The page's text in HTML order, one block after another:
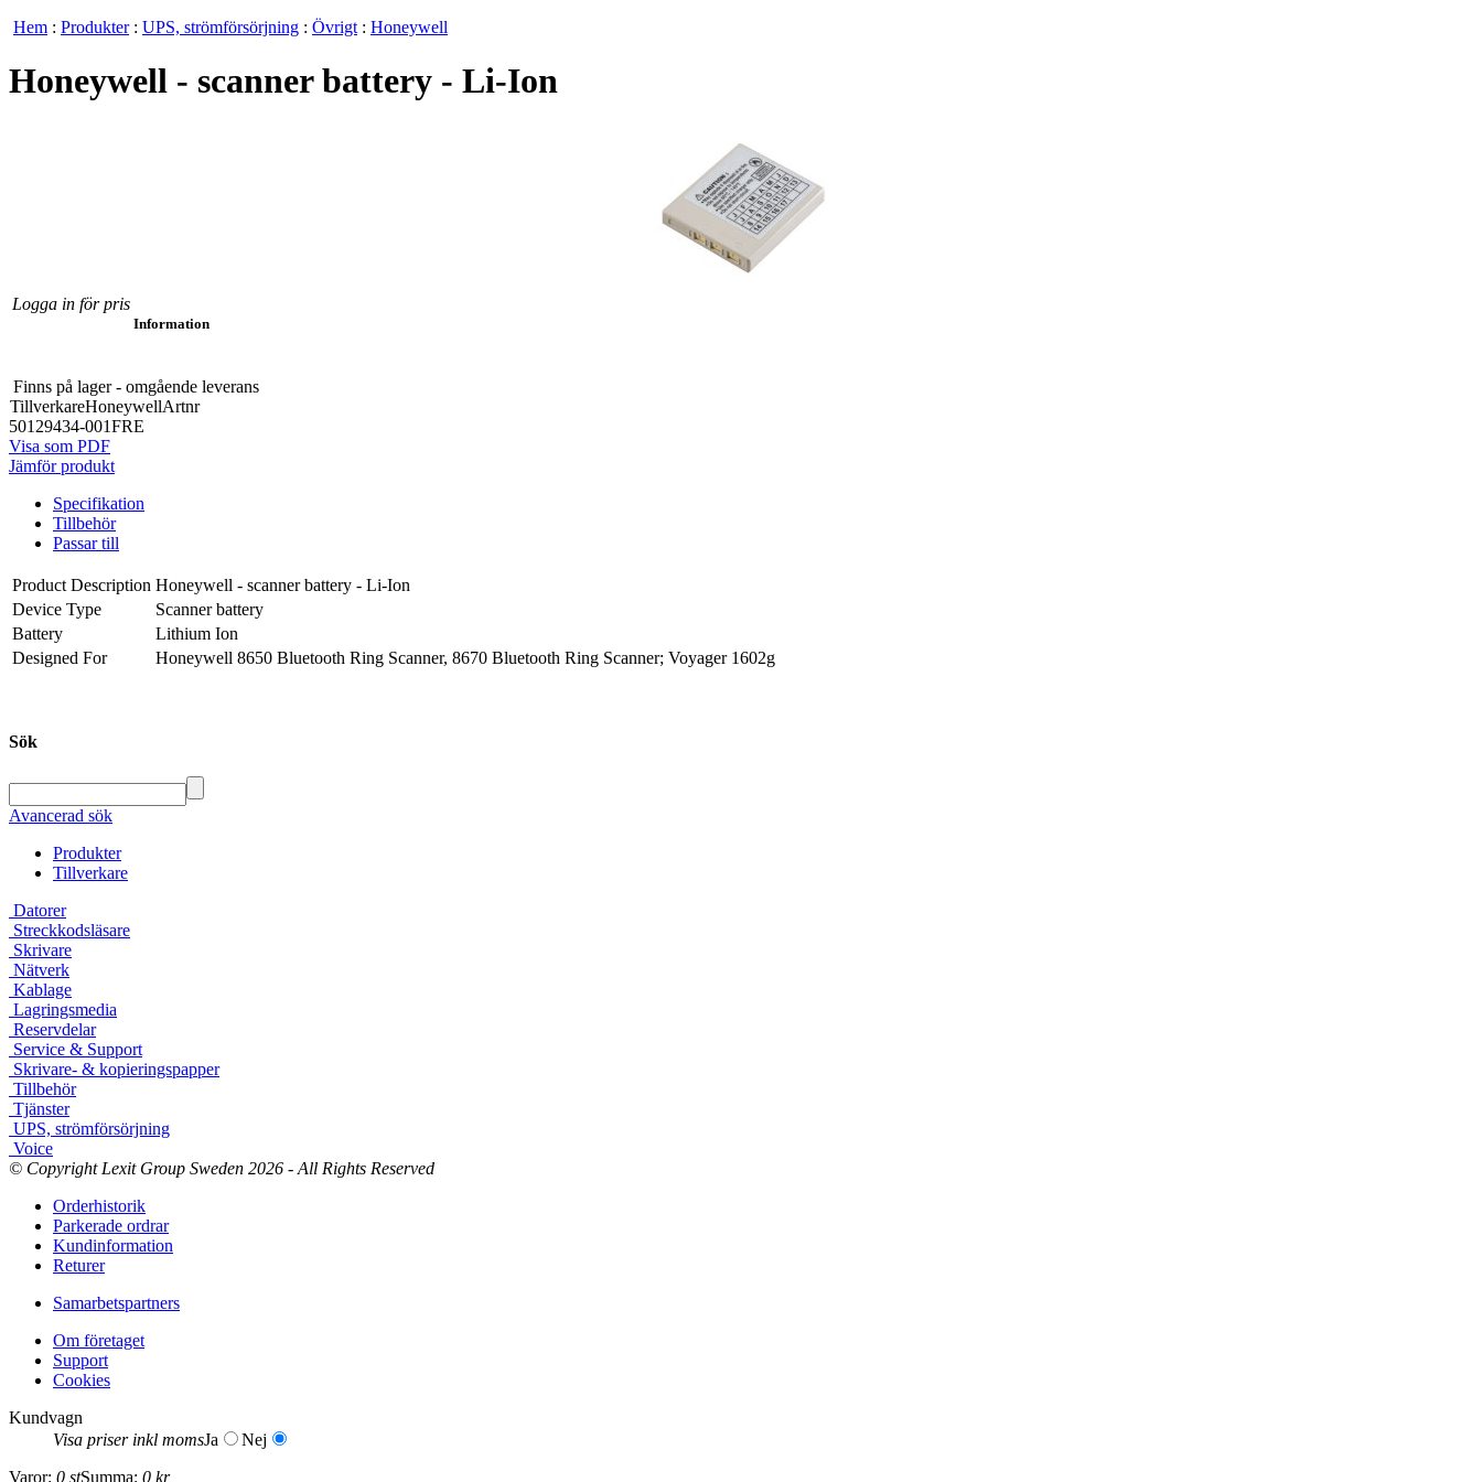
Hem : Produkter: UPS, strömförsörjning : Övrigt : Honeywell
Honeywell - scanner battery - Li-Ion
Logga in för pris
Information
Finns på lager - omgående leverans
TillverkareHoneywellArtnr
50129434-001FRE
Visa som PDF
Jämför produkt
Specifikation
Tillbehör
Passar till
Product Description Honeywell - scanner battery - Li-Ion
Device Type
Scanner battery
Battery
Lithium Ion
Designed For
Honeywell 8650 Bluetooth Ring Scanner, 8670 Bluetooth Ring Scanner; Voyager 1602g
Sök
Avancerad sök
Produkter
Tillverkare
Datorer
Streckkodsläsare
Skrivare
Nätverk
Kablage
Lagringsmedia
Reservdelar
Service & Support
Skrivare- & kopieringspapper
Tillbehör
Tjänster
UPS, strömförsörjning
Voice
© Copyright Lexit Group Sweden 2026 - All Rights Reserved
Orderhistorik
Parkerade ordrar
Kundinformation
Returer
Samarbetspartners
Om företaget
Support
Cookies
Kundvagn
Visa priser inkl momsJa
Nej
Varor: 0 stSumma: 0 kr